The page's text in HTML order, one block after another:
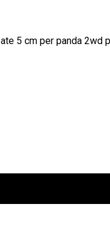
5 cm per panda 2wd